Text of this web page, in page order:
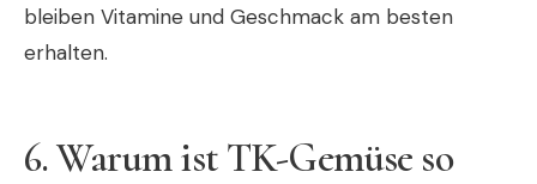
bleiben Vitamine und Geschmack am besten
erhalten.
6. Warum ist TK-Gemüse so